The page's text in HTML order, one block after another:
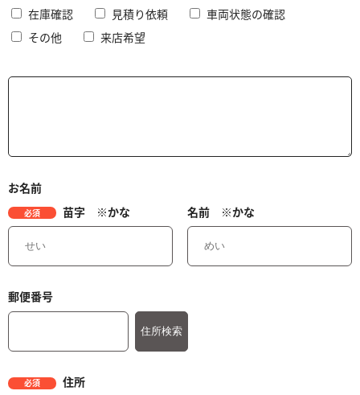
在庫確認
見積り依頼
車両状態の確認
その他
来店希望
お名前
必須 苗字 ※かな 名前 ※かな
郵便番号
必須 住所